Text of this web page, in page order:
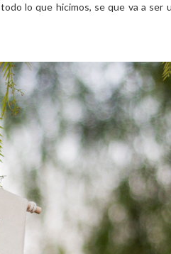
lo que hicimos, se que va a ser